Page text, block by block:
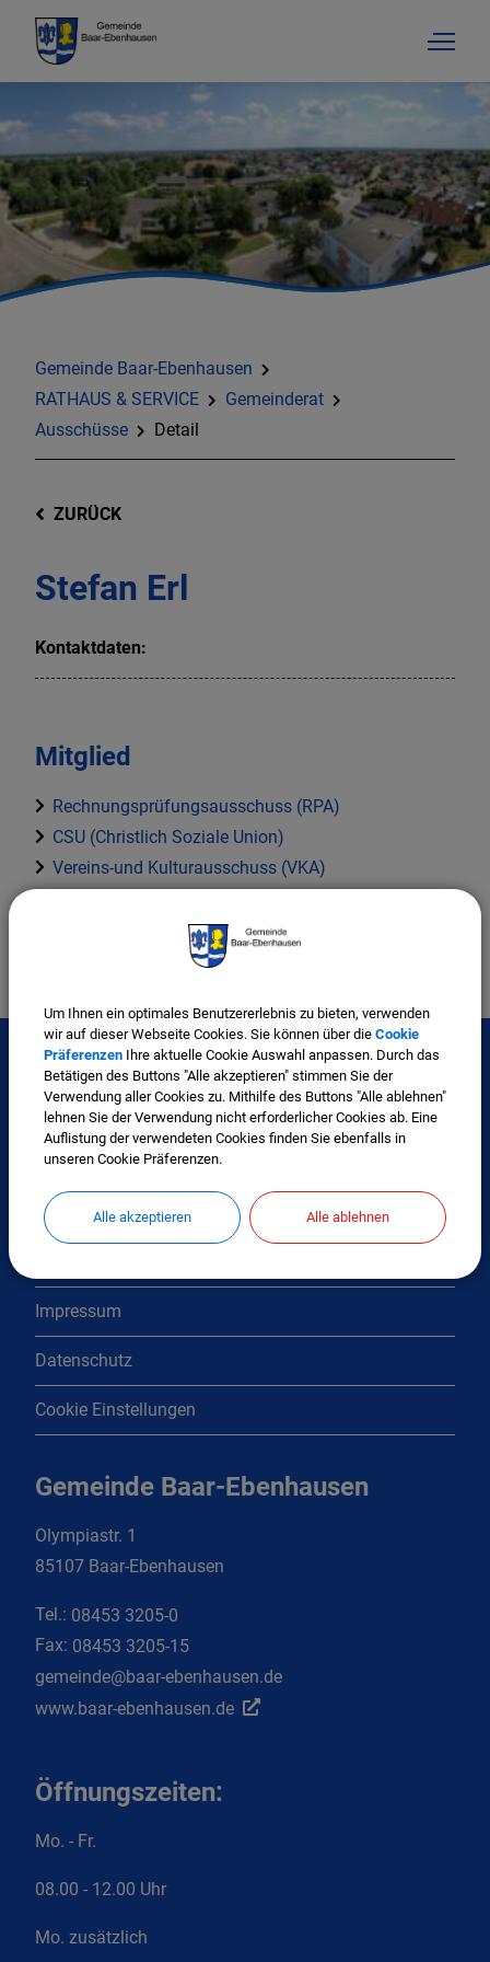
Gemeinde Baar-Ebenhausen
RATHAUS & SERVICE
Gemeinderat
Ausschüsse
Detail
ZURÜCK
Stefan Erl
Kontaktdaten:
Mitglied
Rechnungsprüfungsausschuss (RPA)
CSU (Christlich Soziale Union)
Vereins-und Kulturausschuss (VKA)
Interessante Links
Kontakt
Inhaltsverzeichnis
Impressum
Datenschutz
Cookie Einstellungen
Gemeinde Baar-Ebenhausen
Olympiastr. 1
85107 Baar-Ebenhausen
Tel.: 08453 3205-0
Fax: 08453 3205-15
gemeinde@baar-ebenhausen.de
www.baar-ebenhausen.de
Öffnungszeiten:
Mo. - Fr.
08.00 - 12.00 Uhr
Mo. zusätzlich
Um Ihnen ein optimales Benutzererlebnis zu bieten, verwenden
wir auf dieser Webseite Cookies. Sie können über die Cookie
Präferenzen Ihre aktuelle Cookie Auswahl anpassen. Durch das
Betätigen des Buttons "Alle akzeptieren" stimmen Sie der
Verwendung aller Cookies zu. Mithilfe des Buttons "Alle ablehnen"
lehnen Sie der Verwendung nicht erforderlicher Cookies ab. Eine
Auflistung der verwendeten Cookies finden Sie ebenfalls in
unseren Cookie Präferenzen.
Alle akzeptieren Alle ablehnen